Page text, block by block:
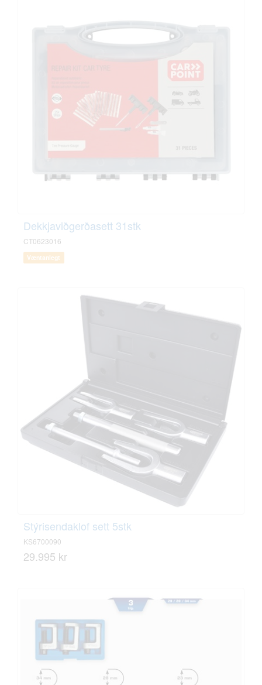
Dekkjaviðgerðasett 31stk
CT0623016
Væntanlegt
Stýrisendaklof sett 5stk
KS6700090
29.995 kr